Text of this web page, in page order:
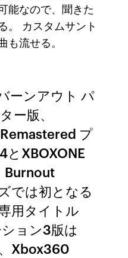
能なので、聞きた
。 カスタムサント
も流せる。
ーンアウト パ
ー版、
プ
とXBOXONE
Burnout
では初となる
用タイトル
ョン3版は
Xbox360